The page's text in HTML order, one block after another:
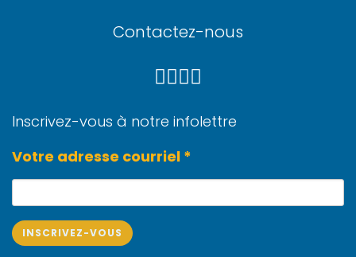
Contactez-nous
Inscrivez-vous à notre infolettre
Votre adresse courriel *